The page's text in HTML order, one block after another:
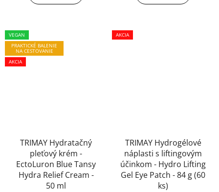
VEGAN
PRAKTICKÉ BALENIE
NA CESTOVANIE
AKCIA
TRIMAY Hydratačný
pleťový krém -
EctoLuron Blue Tansy
Hydra Relief Cream -
50 ml
AKCIA
TRIMAY Hydrogélové
náplasti s liftingovým
účinkom - Hydro Lifting
Gel Eye Patch - 84 g (60
ks)